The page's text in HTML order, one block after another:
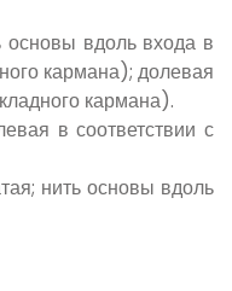
основы вдоль входа в
кармана); долевая
кармана).
в соответствии с
нить основы вдоль